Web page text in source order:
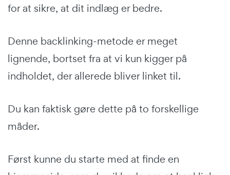
for at sikre, at dit indlæg er bedre.
Denne backlinking-metode er meget
lignende, bortset fra at vi kun kigger på
indholdet, der allerede bliver linket til.
Du kan faktisk gøre dette på to forskellige
måder.
Først kunne du starte med at finde en